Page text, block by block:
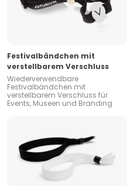
Festivalbändchen mit
verstellbarem Verschluss
Wiederverwendbare
Festivalbändchen mit
verstellbarem Verschluss für
Events, Museen und Branding